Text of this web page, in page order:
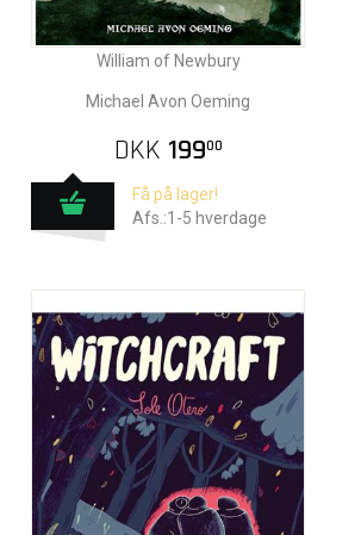
William of Newbury
Michael Avon Oeming
DKK 19900
Få på lager!
Afs.:1-5 hverdage